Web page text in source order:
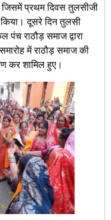
जिसमें प्रथम दिवस तुलसीजी
किया। दूसरे दिन तुलसी
राठौड़ समाज द्वारा
में राठौड़ समाज की
कर शामिल हुए।